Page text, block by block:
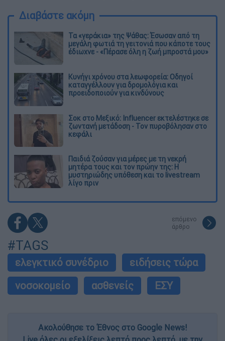
Διαβάστε ακόμη
Τα «γεράκια» της Ψάθας: Έσωσαν από τη
μεγάλη φωτιά τη γειτονιά που κάποτε τους
έδιωχνε - «Πέρασε όλη η ζωή μπροστά μου»
Κυνήγι χρόνου στα λεωφορεία: Οδηγοί
καταγγέλλουν για δρομολόγια και
προειδοποιούν για κινδύνους
Σοκ στο Μεξικό: Influencer εκτελέστηκε σε
ζωντανή μετάδοση - Τον πυροβόλησαν στο
κεφάλι
Παιδιά ζούσαν για μέρες με τη νεκρή
μητέρα τους και τον πρώην της: Η
μυστηριώδης υπόθεση και το livestream
λίγο πριν
επόμενο
άρθρο
#TAGS
ελεγκτικό συνέδριο
ειδήσεις τώρα
νοσοκομείο
ασθενείς ΕΣΥ
Ακολούθησε το Έθνος στο Google News!